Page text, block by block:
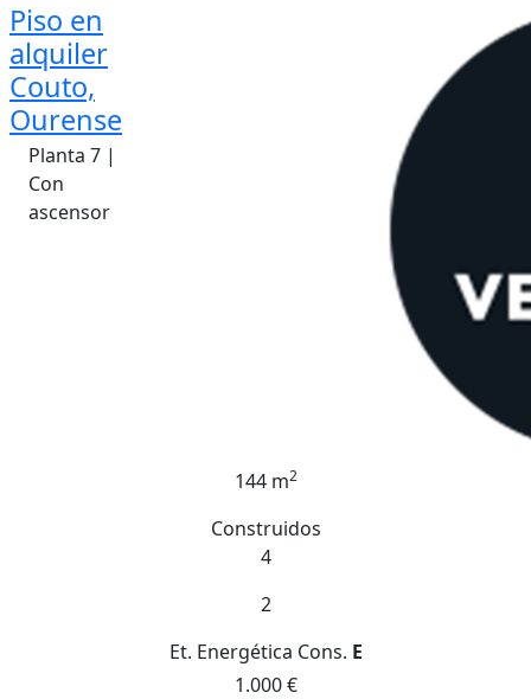
Piso en
alquiler
Couto,
Ourense
Planta 7 |
Con
ascensor
144 m2
Construidos
4
2
Et. Energética Cons. E
1.000 €